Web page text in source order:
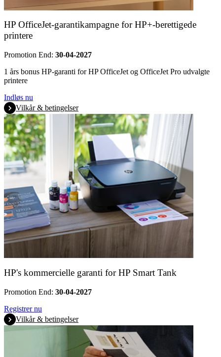
HP OfficeJet-garantikampagne for HP+-berettigede
printere
Promotion End: 30-04-2027
1 års bonus HP-garanti for HP OfficeJet og OfficeJet Pro udvalgte
printere
Indløs nu
Vilkår & betingelser
HP's kommercielle garanti for HP Smart Tank
Promotion End: 30-04-2027
Registrer nu
Vilkår & betingelser